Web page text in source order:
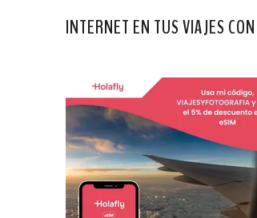
INTERNET EN TUS VIAJES